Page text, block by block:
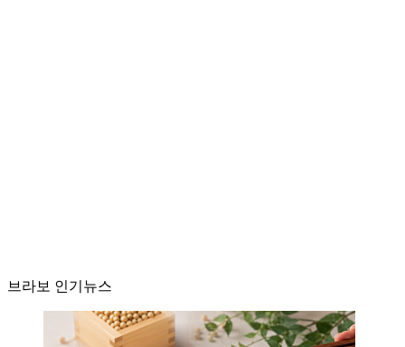
브라보 인기뉴스